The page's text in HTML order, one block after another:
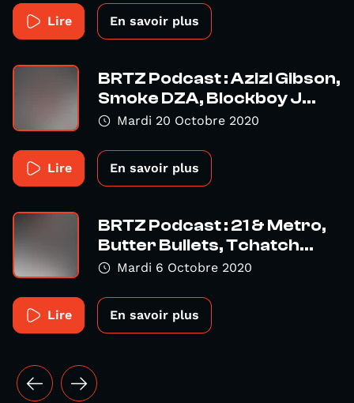
Lire En savoir plus
BRTZ Podcast : Azizi Gibson,
Smoke DZA, Blockboy J...
Mardi 20 Octobre 2020
Lire En savoir plus
BRTZ Podcast : 21 & Metro,
Butter Bullets, Tchatch...
Mardi 6 Octobre 2020
Lire En savoir plus